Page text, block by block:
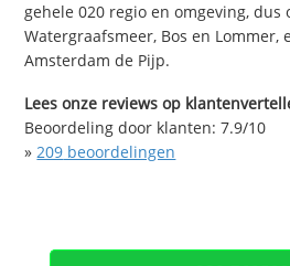
gehele 020 regio en omgeving,
Watergraafsmeer, Bos en Lommer,
Amsterdam de Pijp.
Lees onze reviews op
Beoordeling door klanten:7.9/10
»209 beoordelingen